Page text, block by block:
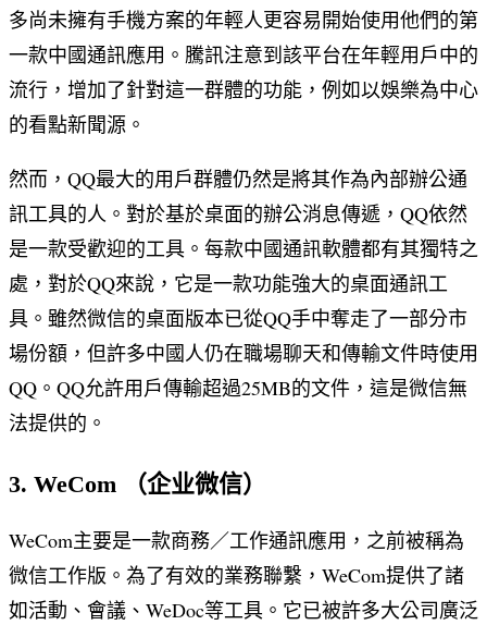
多尚未擁有手機方案的年輕人更容易開始使用他們的第
一款中國通訊應用。騰訊注意到該平台在年輕用戶中的
流行，增加了針對這一群體的功能，例如以娛樂為中心
的看點新聞源。
然而，QQ最大的用戶群體仍然是將其作為內部辦公通
訊工具的人。對於基於桌面的辦公消息傳遞，QQ依然
是一款受歡迎的工具。每款中國通訊軟體都有其獨特之
處，對於QQ來說，它是一款功能強大的桌面通訊工
具。雖然微信的桌面版本已從QQ手中奪走了一部分市
場份額，但許多中國人仍在職場聊天和傳輸文件時使用
QQ。QQ允許用戶傳輸超過25MB的文件，這是微信無
法提供的。
3. WeCom （企业微信）
WeCom主要是一款商務／工作通訊應用，之前被稱為
微信工作版。為了有效的業務聯繫，WeCom提供了諸
如活動、會議、WeDoc等工具。它已被許多大公司廣泛